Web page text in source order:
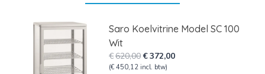
Saro Koelvitrine Model SC 100
Wit
€620,00Oorspronkelijke
prijs
€372,00Huidige
(€ 450,12 incl. btw)